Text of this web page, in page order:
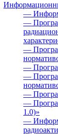
—
—
—
—
—
—
—
1.0)»
—